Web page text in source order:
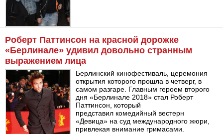
Роберт Паттинсон на красной дорожке
«Берлинале» удивил довольно странным
выражением лица
Берлинский кинофестиваль, церемония
открытия которого прошла в четверг, в
самом разгаре. Главным героем второго
дня «Берлинале 2018» стал Роберт
Паттинсон, который
представил комедийный вестерн
«Девица» на суд международного жюри,
привлекая внимание гримасами.